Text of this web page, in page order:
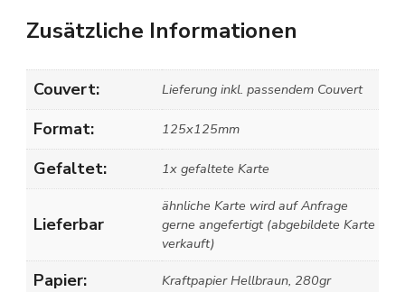
Zusätzliche Informationen
Couvert: Lieferung inkl. passendem Couvert
Format: 125x125mm
Gefaltet: 1x gefaltete Karte
Lieferbar
ähnliche Karte wird auf Anfrage
gerne angefertigt (abgebildete Karte
verkauft)
Papier: Kraftpapier Hellbraun, 280gr